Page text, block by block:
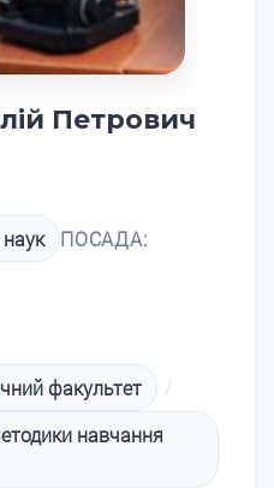
Петрович
наук
ПОСАДА:
факультет
/
навчання